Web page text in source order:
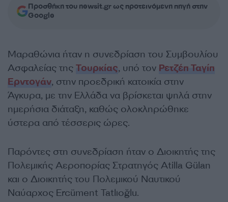
Προσθήκη του newsit.gr ως προτεινόμενη πηγή στην
Google
Μαραθώνια ήταν η συνεδρίαση του Συμβουλίου
Ασφαλείας της Τουρκίας, υπό τον Ρετζέπ Ταγίπ
Ερντογάν, στην προεδρική κατοικία στην
Άγκυρα, με την Ελλάδα να βρίσκεται ψηλά στην
ημερήσια διάταξη, καθώς ολοκληρώθηκε
ύστερα από τέσσερις ώρες.
Παρόντες στη συνεδρίαση ήταν ο Διοικητής της
Πολεμικής Αεροπορίας Στρατηγός Atilla Gülan
και ο Διοικητής του Πολεμικού Ναυτικού
Ναύαρχος Ercüment Tatlıoğlu.